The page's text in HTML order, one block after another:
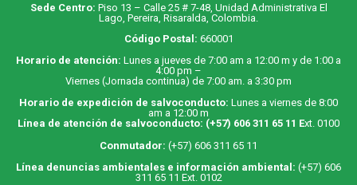
Sede Centro: Piso 13 – Calle 25 # 7-48, Unidad Administrativa El
Lago, Pereira, Risaralda, Colombia.
Código Postal: 660001
Horario de atención: Lunes a jueves de 7:00 am a 12:00 m y de 1:00 a
4:00 pm –
Viernes (Jornada continua) de 7:00 am. a 3:30 pm
Horario de expedición de salvoconducto: Lunes a viernes de 8:00
am a 12:00 m
Línea de atención de salvoconducto: (+57) 606 311 65 11 Ext. 0100
Conmutador: (+57) 606 311 65 11
Línea denuncias ambientales e información ambiental: (+57) 606
311 65 11 Ext. 0102